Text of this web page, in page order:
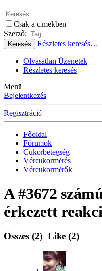
Csak a címekben
Szerző:
Keresés Részletes keresés…
Olvasatlan Üzenetek
Részletes keresés
Menü
Bejelentkezés
Regisztráció
Főoldal
Fórumok
Cukorbetegség
Vércukormérés
Vércukormérők
A #3672
érkezett
Összes (2) Like (2)